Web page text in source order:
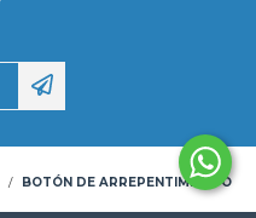
/ BOTÓN DE ARREPENTIMIENTO